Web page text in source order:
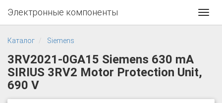
Электронные компоненты
Каталог Siemens
3RV2021-0GA15 Siemens 630 mA
SIRIUS 3RV2 Motor Protection Unit,
690 V